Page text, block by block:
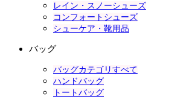
レイン・スノーシューズ
コンフォートシューズ
シューケア・靴用品
バッグ
バッグカテゴリすべて
ハンドバッグ
トートバッグ